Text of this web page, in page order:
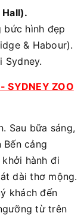
hình đẹp
& Habour).
Sydney.
SYDNEY ZOO
Sau bữa sáng,
cảng
hành đi
dài thơ mộng.
khách đến
từ trên